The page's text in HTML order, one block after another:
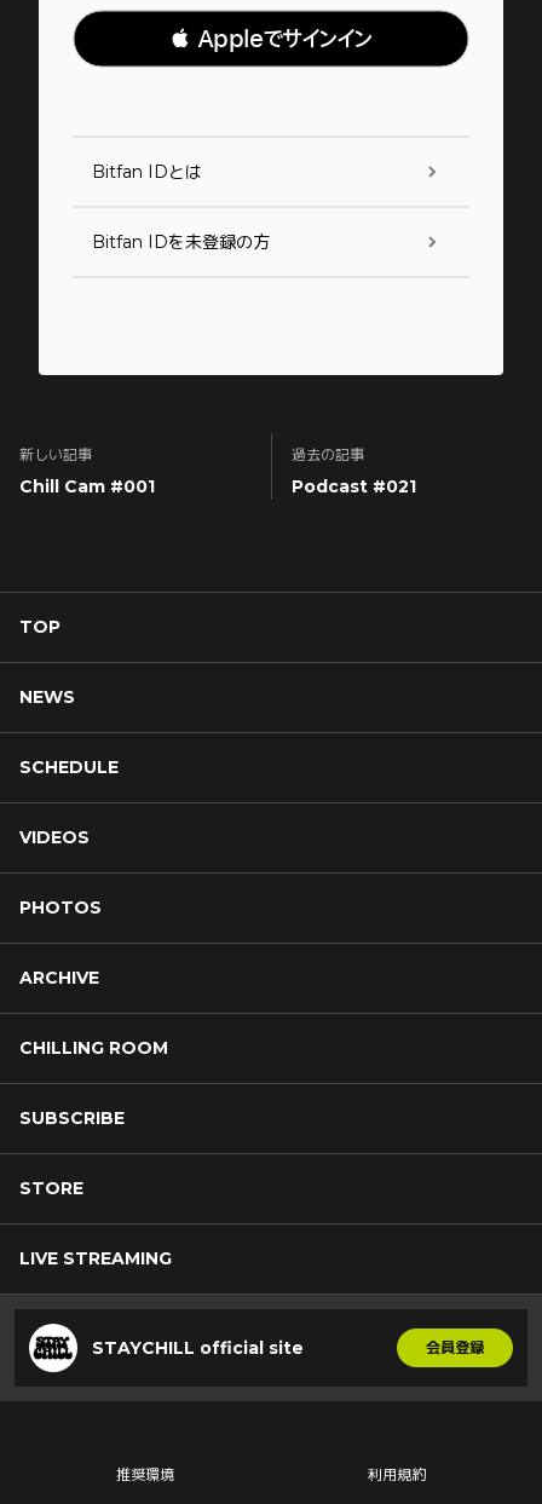
 Appleでサインイン
Bitfan IDとは
Bitfan IDを未登録の方
新しい記事
Chill Cam #001
過去の記事
Podcast #021
TOP
NEWS
SCHEDULE
VIDEOS
PHOTOS
ARCHIVE
CHILLING ROOM
SUBSCRIBE
STORE
LIVE STREAMING
STAYCHILL official site 会員登録
推奨環境 利用規約